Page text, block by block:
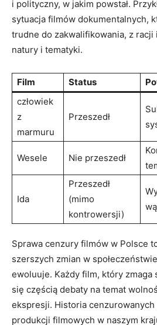
i polityczny, w⁤ jakim powstał.
sytuacja filmów dokumentalnych,
trudne do ​zakwalifikowania, z
natury i tematyki.
Film Status
człowiek
z
marmuru
Przeszedł
Wesele Nie przeszedł
Ida
Przeszedł
(mimo
kontrowersji)
Sprawa cenzury filmów w Polsce
szerszych zmian w
ewoluuje.⁤ Każdy film, który zmaga
się częścią⁣ debaty na temat
ekspresji. Historia
produkcji filmowych w naszym